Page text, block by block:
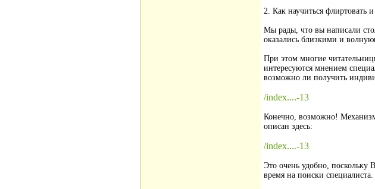
2. Как научиться флиртовать
Мы рады, что вы написали
оказались близкими и
При этом многие
интересуются мнением
возможно ли получить
/index....-13
Конечно, возможно!
описан здесь:
/index....-13
Это очень удобно,
время на поиски специалиста.